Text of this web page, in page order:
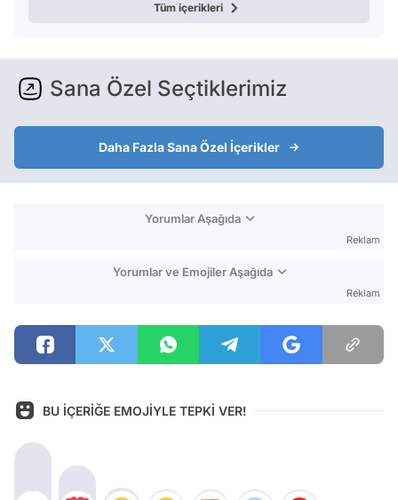
Tüm içerikleri
Sana Özel Seçtiklerimiz
Daha Fazla Sana Özel İçerikler
Yorumlar Aşağıda
Reklam
Yorumlar ve Emojiler Aşağıda
Reklam
BU İÇERİĞE EMOJİYLE TEPKİ VER!